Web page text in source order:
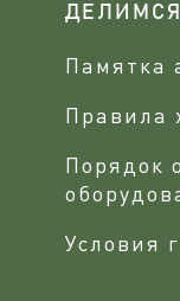
Памятка
Правила
Порядок
Условия